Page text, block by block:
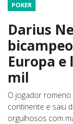
POKER
Darius
Europa e
mil
O jogador
continente e saiu
orgulhosos com